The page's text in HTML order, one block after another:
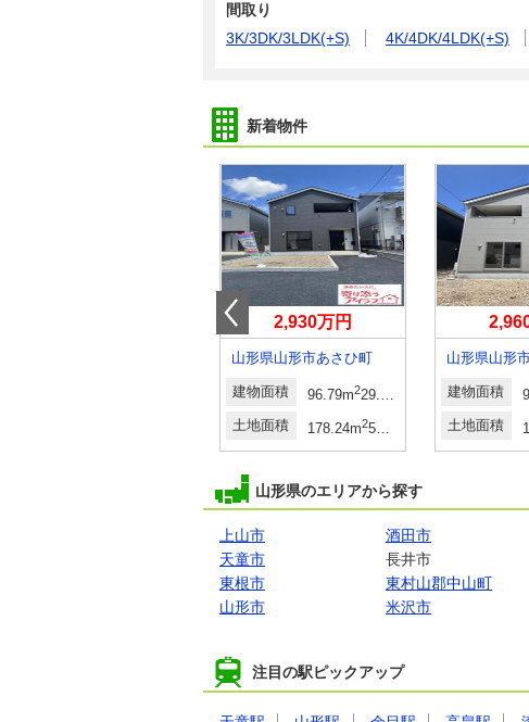
間取り
3K/3DK/3LDK(+S)
4K/4DK/4LDK(+S)
新着物件
31.85坪・32.83坪
49.34坪・52.28坪
2,930万円
山形県山形市あさひ町
建物面積 96.79m229.27坪
土地面積
178.24m253.91坪
山形県山形
建物面積
土地面積
山形県のエリアから探す
上山市 酒田市
天童市
長井市
東根市
東村山郡中山町
山形市
米沢市
注目の駅ピックアップ